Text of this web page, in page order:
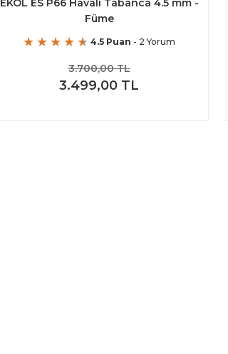
EKOL ES P66 Havalı Tabanca 4.5 mm -
Füme
4.5 Puan - 2 Yorum
3.700,00 TL
3.499,00 TL